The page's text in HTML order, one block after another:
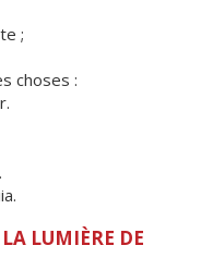
;
choses :
LUMIÈRE DE